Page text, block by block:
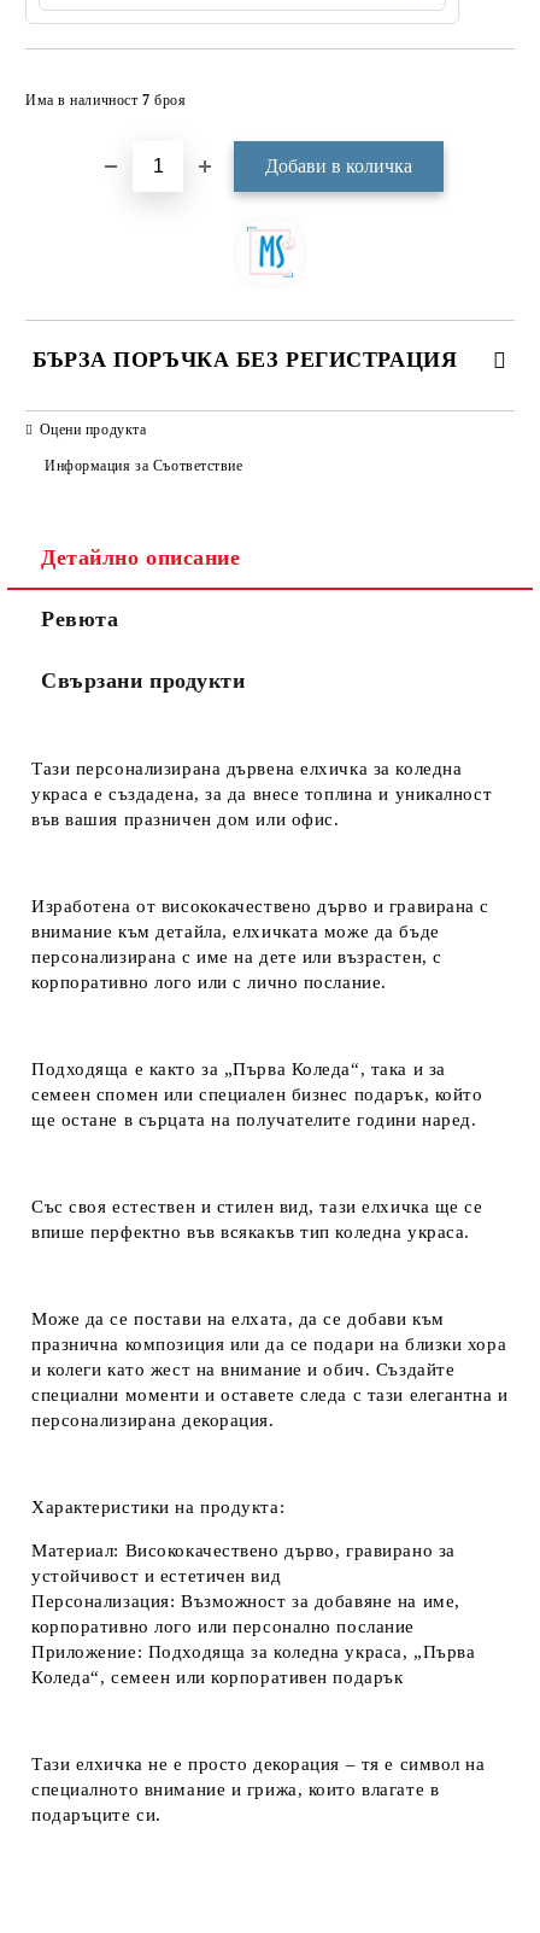
Има в наличност 7 броя
БЪРЗА ПОРЪЧКА БЕЗ РЕГИСТРАЦИЯ
Оцени продукта
Информация за Съответствие
Детайлно описание
Ревюта
Свързани продукти
Тази персонализирана дървена елхичка за коледна
украса е създадена, за да внесе топлина и уникалност
във вашия празничен дом или офис.
Изработена от висококачествено дърво и гравирана с
внимание към детайла, елхичката може да бъде
персонализирана с име на дете или възрастен, с
корпоративно лого или с лично послание.
Подходяща е както за „Първа Коледа“, така и за
семеен спомен или специален бизнес подарък, който
ще остане в сърцата на получателите години наред.
Със своя естествен и стилен вид, тази елхичка ще се
впише перфектно във всякакъв тип коледна украса.
Може да се постави на елхата, да се добави към
празнична композиция или да се подари на близки хора
и колеги като жест на внимание и обич. Създайте
специални моменти и оставете следа с тази елегантна и
персонализирана декорация.
Характеристики на продукта:
Материал: Висококачествено дърво, гравирано за
устойчивост и естетичен вид
Персонализация: Възможност за добавяне на име,
корпоративно лого или персонално послание
Приложение: Подходяща за коледна украса, „Първа
Коледа“, семеен или корпоративен подарък
Тази елхичка не е просто декорация – тя е символ на
специалното внимание и грижа, които влагате в
подаръците си.